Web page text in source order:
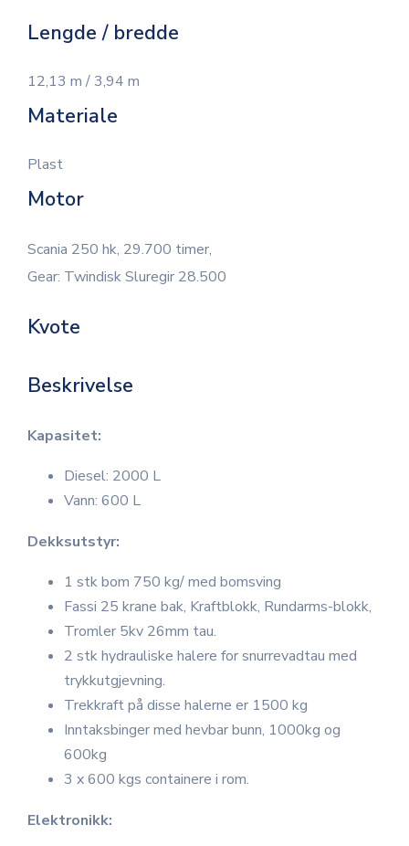
Lengde / bredde
12,13 m / 3,94 m
Materiale
Plast
Motor
Scania 250 hk, 29.700 timer,
Gear: Twindisk Sluregir 28.500
Kvote
Beskrivelse
Kapasitet:
Diesel: 2000 L
Vann: 600 L
Dekksutstyr:
1 stk bom 750 kg/ med bomsving
Fassi 25 krane bak, Kraftblokk, Rundarms-blokk,
Tromler 5kv 26mm tau.
2 stk hydrauliske halere for snurrevadtau med
trykkutgjevning.
Trekkraft på disse halerne er 1500 kg
Inntaksbinger med hevbar bunn, 1000kg og
600kg
3 x 600 kgs containere i rom.
Elektronikk: